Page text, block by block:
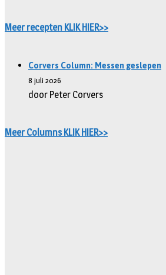
Meer recepten KLIK HIER>>
Corvers Column: Messen geslepen
8 juli 2026
door Peter Corvers
Meer Columns KLIK HIER>>